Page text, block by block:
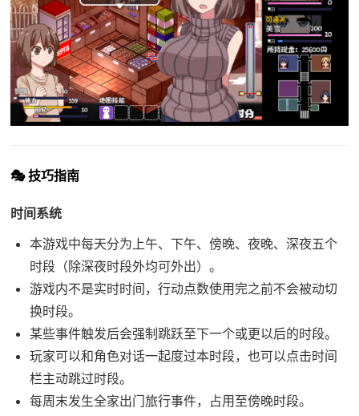
🎭 技巧指南
时间系统
本游戏中每天分为上午、下午、傍晚、夜晚、深夜五个
时段（除深夜时段外均可外出）。
游戏内不是实时时间，行动点数使用完之前不会被动切
换时段。
某些事件触发后会强制跳跃至下一个或更以后的时段。
玩家可以和角色对话一起度过本时段，也可以点击时间
栏主动跳过时段。
每周末发生全家出门旅行事件，占用至傍晚时段。